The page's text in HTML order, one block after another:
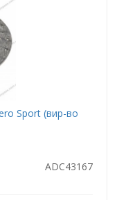
Sport (вир-во
ADC43167